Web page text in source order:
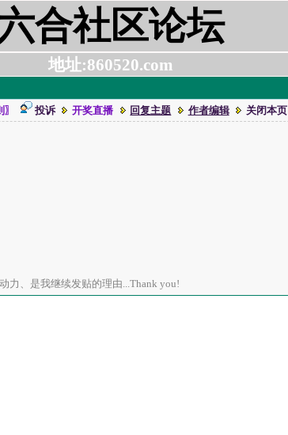
合社区论坛
地址:860520.com
投诉 开奖直播 回复主题 作者编辑 关闭本页
力、是我继续发贴的理由...Thank you!